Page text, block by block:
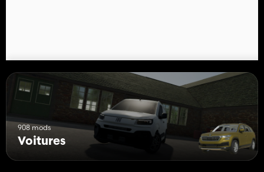
908 mods
Voitures